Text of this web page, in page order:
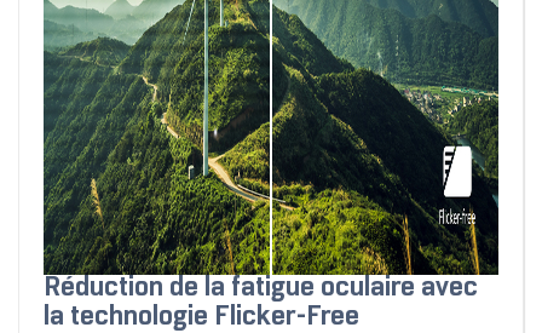
Réduction de la fatigue oculaire avec
la technologie Flicker-Free